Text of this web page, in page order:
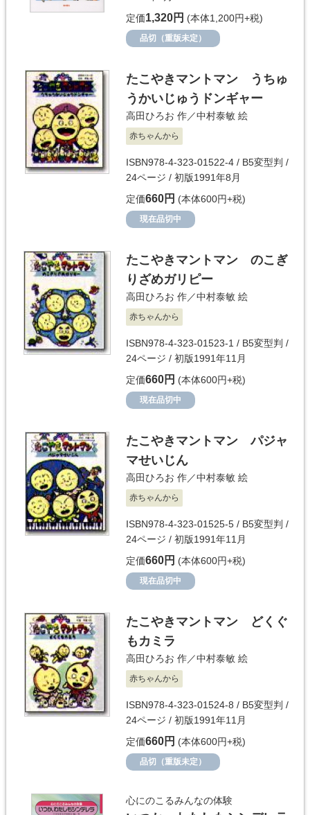
定価1,320円 (本体1,200円+税)
品切（重版未定）
たこやきマントマン うちゅ
うかいじゅうドンギャー
高田ひろお 作／中村泰敏 絵
赤ちゃんから
ISBN978-4-323-01522-4 / B5変型判 /
24ページ / 初版1991年8月
定価660円 (本体600円+税)
現在品切中
たこやきマントマン のこぎ
りざめガリピー
高田ひろお 作／中村泰敏 絵
赤ちゃんから
ISBN978-4-323-01523-1 / B5変型判 /
24ページ / 初版1991年11月
定価660円 (本体600円+税)
現在品切中
たこやきマントマン パジャ
マせいじん
高田ひろお 作／中村泰敏 絵
赤ちゃんから
ISBN978-4-323-01525-5 / B5変型判 /
24ページ / 初版1991年11月
定価660円 (本体600円+税)
現在品切中
たこやきマントマン どくぐ
もカミラ
高田ひろお 作／中村泰敏 絵
赤ちゃんから
ISBN978-4-323-01524-8 / B5変型判 /
24ページ / 初版1991年11月
定価660円 (本体600円+税)
品切（重版未定）
心にのこるみんなの体験